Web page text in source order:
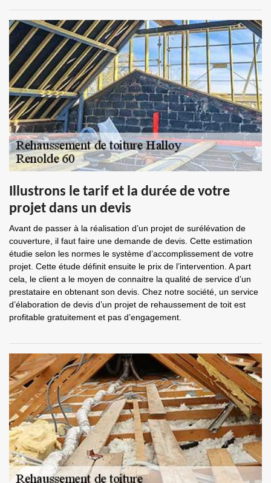
Illustrons le tarif et la durée de votre
projet dans un devis
Avant de passer à la réalisation d’un projet de surélévation de
couverture, il faut faire une demande de devis. Cette estimation
étudie selon les normes le système d’accomplissement de votre
projet. Cette étude définit ensuite le prix de l’intervention. A part
cela, le client a le moyen de connaitre la qualité de service d’un
prestataire en obtenant son devis. Chez notre société, un service
d’élaboration de devis d’un projet de rehaussement de toit est
profitable gratuitement et pas d’engagement.